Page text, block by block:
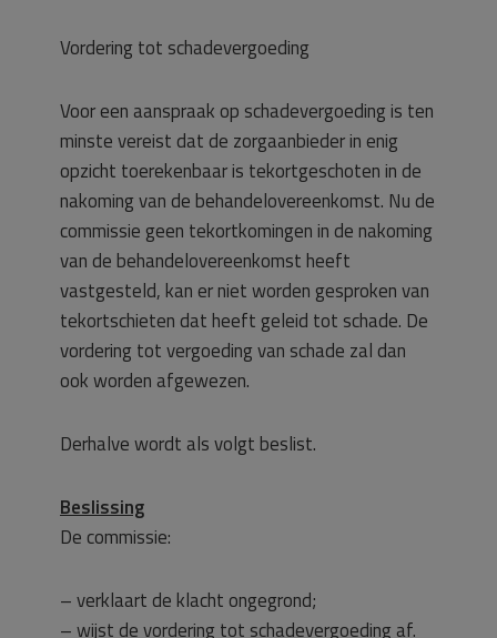
Vordering tot schadevergoeding
Voor een aanspraak op schadevergoeding is ten
minste vereist dat de zorgaanbieder in enig
opzicht toerekenbaar is tekortgeschoten in de
nakoming van de behandelovereenkomst. Nu de
commissie geen tekortkomingen in de nakoming
van de behandelovereenkomst heeft
vastgesteld, kan er niet worden gesproken van
tekortschieten dat heeft geleid tot schade. De
vordering tot vergoeding van schade zal dan
ook worden afgewezen.
Derhalve wordt als volgt beslist.
Beslissing
De commissie:
– verklaart de klacht ongegrond;
– wijst de vordering tot schadevergoeding af.